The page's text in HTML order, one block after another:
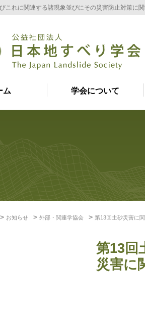
これに関連する諸現象並びにその災害防止対策に
ム 学会について
お知らせ 外部・関連学協会 第13回土砂災害に
第13回
災害に